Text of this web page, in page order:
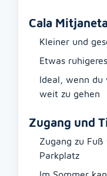
Cala Mitjaneta
Kleiner und
Etwas
Ideal, wenn du
weit zu gehen
Zugang und
Zugang zu Fuß
Parkplatz